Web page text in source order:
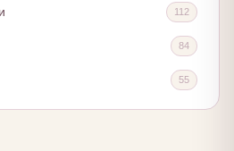
112
84
55